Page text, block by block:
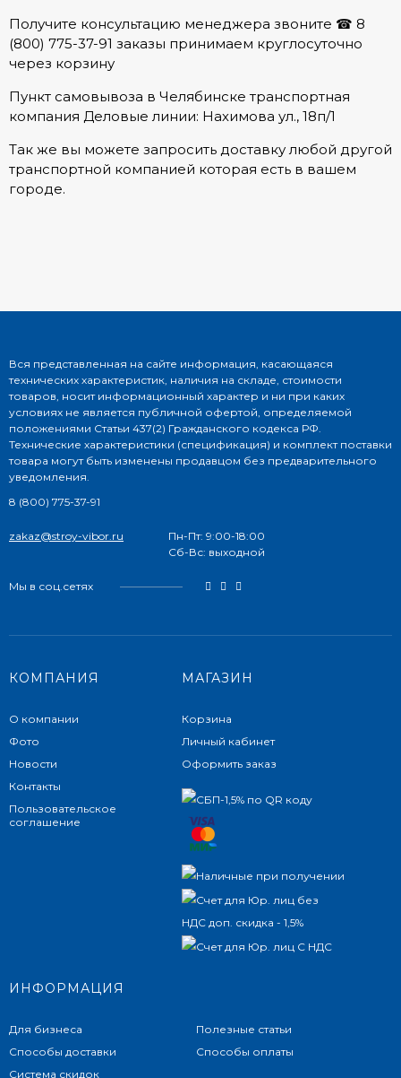
Получите консультацию менеджера звоните ☎ 8
(800) 775-37-91 заказы принимаем круглосуточно
через корзину
Пункт самовывоза в Челябинске транспортная
компания Деловые линии: Нахимова ул., 18п/1
Так же вы можете запросить доставку любой другой
транспортной компанией которая есть в вашем
городе.
Вся представленная на сайте информация, касающаяся
технических характеристик, наличия на складе, стоимости
товаров, носит информационный характер и ни при каких
условиях не является публичной офертой, определяемой
положениями Статьи 437(2) Гражданского кодекса РФ.
Технические характеристики (спецификация) и комплект поставки
товара могут быть изменены продавцом без предварительного
уведомления.
8 (800) 775-37-91
zakaz@stroy-vibor.ru
Пн-Пт: 9:00-18:00
Сб-Вс: выходной
Мы в соц.сетях
КОМПАНИЯ
О компании
Фото
Новости
Контакты
Пользовательское
соглашение
МАГАЗИН
Корзина
Личный кабинет
Оформить заказ
ИНФОРМАЦИЯ
Для бизнеса
Способы доставки
Система скидок
Полезные статьи
Способы оплаты